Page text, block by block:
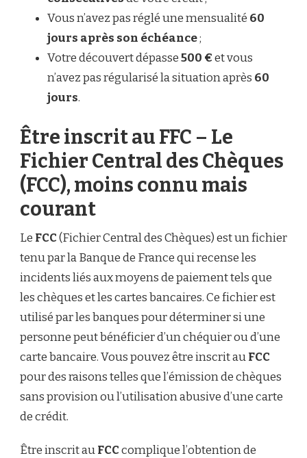
Vous n’avez pas réglé une mensualité 60
jours après son échéance;
Votre découvert dépasse500 €et vous
n’avez pas régularisé la situation après 60
jours.
Être inscrit au FFC – Le
Fichier Central des Chèques
(FCC), moins connu mais
courant
Le FCC(Fichier Central des Chèques) est un fichier
tenu par la Banque de France qui recense les
incidents liés aux moyens de paiement tels que
les chèques et les cartes bancaires. Ce fichier est
utilisé par les banques pour déterminer si une
personne peut bénéficier d’un chéquier ou d’une
carte bancaire. Vous pouvez être inscrit auFCC
pour des raisons telles que l’émission de chèques
sans provision ou l’utilisation abusive d’une carte
de crédit.
Être inscrit auFCCcomplique l’obtention de